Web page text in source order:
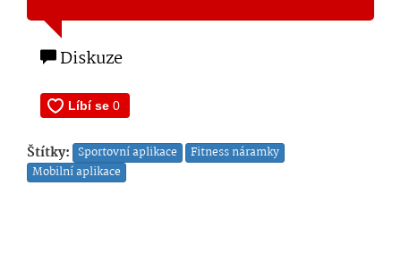
Diskuze
Štítky: Sportovní aplikace
Fitness náramky
Mobilní aplikace